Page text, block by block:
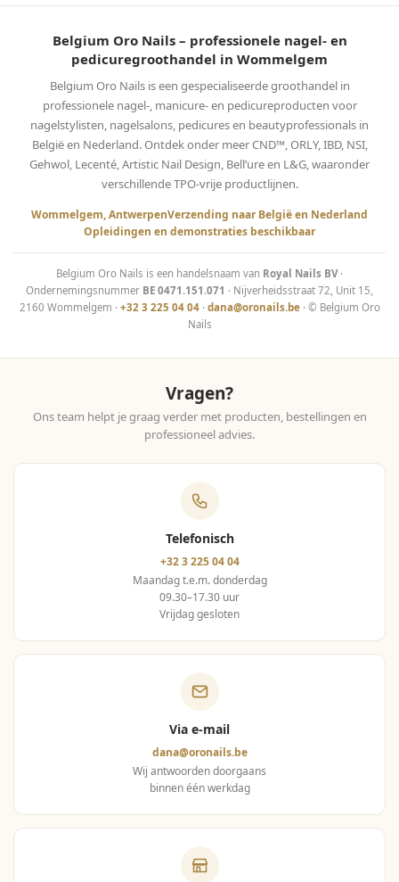
Belgium Oro Nails – professionele nagel- en
pedicuregroothandel in Wommelgem
Belgium Oro Nails is een gespecialiseerde groothandel in
professionele nagel-, manicure- en pedicureproducten voor
nagelstylisten, nagelsalons, pedicures en beautyprofessionals in
België en Nederland. Ontdek onder meer CND™, ORLY, IBD, NSI,
Gehwol, Lecenté, Artistic Nail Design, Bell’ure en L&G, waaronder
verschillende TPO-vrije productlijnen.
Wommelgem, AntwerpenVerzending naar België en Nederland
Opleidingen en demonstraties beschikbaar
Belgium Oro Nails is een handelsnaam van Royal Nails BV·
Ondernemingsnummer BE 0471.151.071 · Nijverheidsstraat 72, Unit 15,
2160 Wommelgem · +32 3 225 04 04· dana@oronails.be· © Belgium Oro
Nails
Vragen?
Ons team helpt je graag verder met producten, bestellingen en
professioneel advies.
Telefonisch
+32 3 225 04 04
Maandag t.e.m. donderdag
09.30–17.30 uur
Vrijdag gesloten
Via e-mail
dana@oronails.be
Wij antwoorden doorgaans
binnen één werkdag